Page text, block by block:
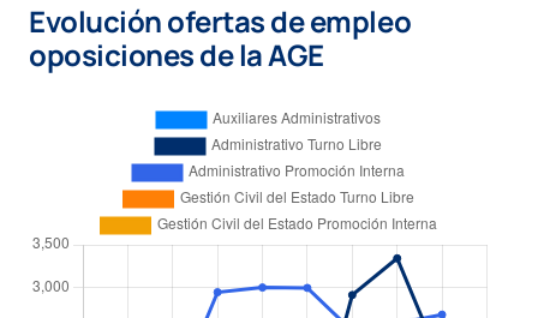
Evolución ofertas de empleo
oposiciones de la AGE